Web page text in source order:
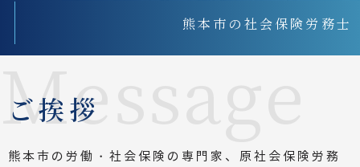
熊本市の社会保険労務士
ご挨拶
熊本市の労働・社会保険の専門家、原社会保険労務